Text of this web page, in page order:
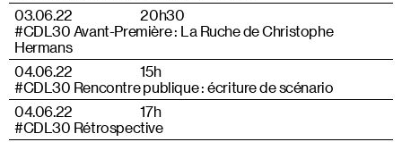
03.06.22
20h30
#CDL30 Avant-Première : La Ruche de Christophe
Hermans
04.06.22
15h
#CDL30 Rencontre publique : écriture de scénario
04.06.22
17h
#CDL30 Rétrospective